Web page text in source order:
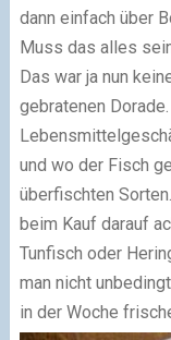
dann einfach über
Muss das alles
Das war ja nun
gebratenen
und wo der Fisch
überfischten
beim Kauf darauf
Tunfisch oder
man nicht
in der Woche